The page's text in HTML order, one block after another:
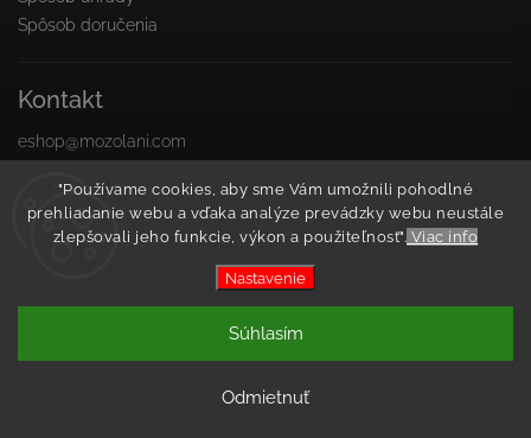
"Používame cookies, aby sme Vám umožnili pohodlné
prehliadanie webu a vďaka analýze prevádzky webu neustále
zlepšovali jeho funkcie, výkon a použiteľnosť". Viac info
Nastavenie
Odmietnuť
Súhlasím
Spôsob doručenia
Kontakt
eshop@mozolani.com
PO-PIA 8:00 do 16:00
Facebook
Instagram
vyhradené.